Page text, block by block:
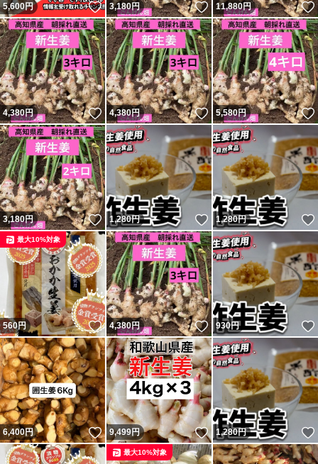
5,600円 いいね！
3,180円 いいね！
11,880円
4,380円 いいね！
4,380円 いいね！
5,580円
3,180円 いいね！
1,280円 いいね！
1,280円
560円 いいね！
最大10%対象
4,380円 いいね！
930円
6,400円 いいね！
9,499円 いいね！
1,280円
最大10%対象